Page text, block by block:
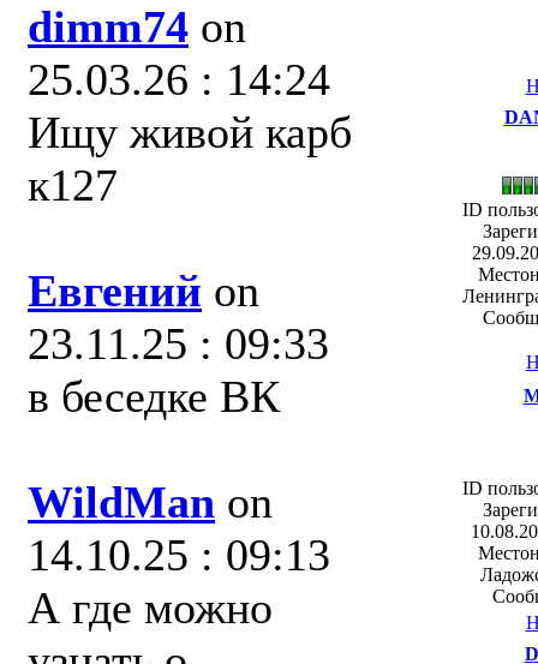
dimm74 on
25.03.26 : 14:24
Ищу живой карб
к127
Евгений on
23.11.25 : 09:33
в беседке ВК
WildMan on
14.10.25 : 09:13
А где можно
ID
ID